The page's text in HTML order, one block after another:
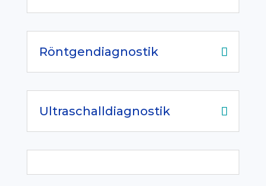
Röntgendiagnostik
Ultraschalldiagnostik